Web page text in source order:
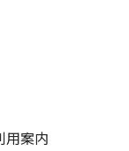
用案内